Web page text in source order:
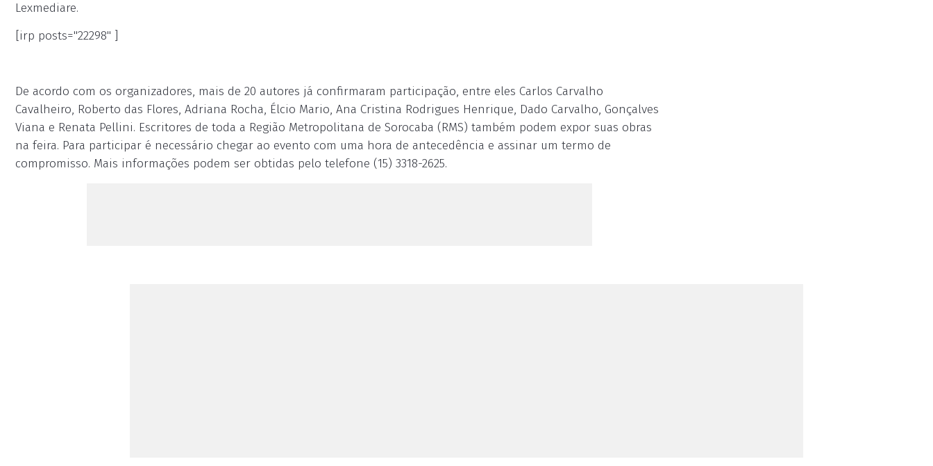
Lexmediare.
[irp posts="22298" ]
De acordo com os organizadores, mais de 20 autores já confirmaram participação, entre eles Carlos Carvalho
Cavalheiro, Roberto das Flores, Adriana Rocha, Élcio Mario, Ana Cristina Rodrigues Henrique, Dado Carvalho, Gonçalves
Viana e Renata Pellini. Escritores de toda a Região Metropolitana de Sorocaba (RMS) também podem expor suas obras
na feira. Para participar é necessário chegar ao evento com uma hora de antecedência e assinar um termo de
compromisso. Mais informações podem ser obtidas pelo telefone (15) 3318-2625.